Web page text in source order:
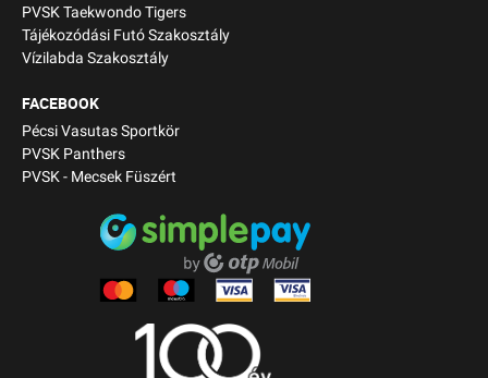
PVSK Taekwondo Tigers
Tájékozódási Futó Szakosztály
Vízilabda Szakosztály
FACEBOOK
Pécsi Vasutas Sportkör
PVSK Panthers
PVSK - Mecsek Füszért